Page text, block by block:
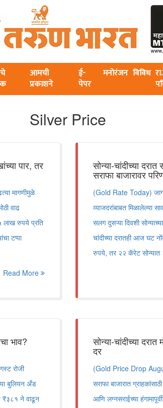
आमची
प्रकाशने
ई-
पेपर
मनोरंजन विविध
Silver Price
पार, तर
मागणीमुळे
वाढ
लाख रुपये प्रति
टप्पा
Read More
सोन्या-चांदीच्या
सराफा बाजारावर
(Gold Rate Today)
व्याजदरांबाबत मिळालेल्या
सलग दुसऱ्या दिवशी
चांदीच्या दरातही आज घट
रुपये, तर २२ कॅरेट
भाव?
रोजी
बुलियन अँड
₹३८१ ने वाढून
सोन्या-चांदीच्या
दर
(Gold Price Drop
सराफा बाजारात
आणि लग्नसराईच्या